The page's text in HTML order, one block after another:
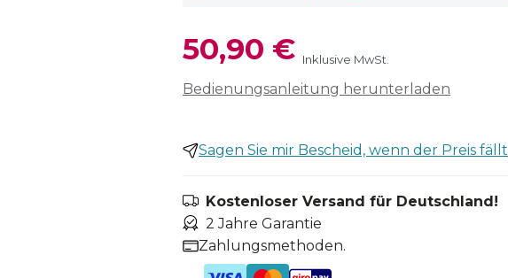
50,90 € Inklusive MwSt.
Bedienungsanleitung herunterladen
Sagen Sie mir Bescheid, wenn der Preis fällt
Kostenloser Versand für Deutschland!
2 Jahre Garantie
Zahlungsmethoden.